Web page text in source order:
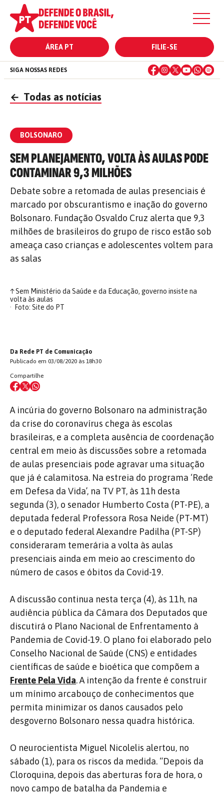
ÁREA PT FILIE-SE
SIGA NOSSAS REDES
← Todas as notícias
BOLSONARO
SEM PLANEJAMENTO, VOLTA ÀS AULAS PODE
CONTAMINAR 9,3 MILHÕES
Debate sobre a retomada de aulas presenciais é
marcado por obscurantismo e inação do governo
Bolsonaro. Fundação Osvaldo Cruz alerta que 9,3
milhões de brasileiros do grupo de risco estão sob
ameaça caso crianças e adolescentes voltem para
as salas
↑Sem Ministério da Saúde e da Educação, governo insiste na
volta às aulas
Foto: Site do PT
Da Rede PT de Comunicação
Publicado em 03/08/2020 às 18h30
Compartilhe
A incúria do governo Bolsonaro na administração
da crise do coronavírus chega às escolas
brasileiras, e a completa ausência de coordenação
central em meio às discussões sobre a retomada
de aulas presenciais pode agravar uma situação
que já é calamitosa. Na estreia do programa ‘Rede
em Defesa da Vida’, na TV PT, às 11h desta
segunda (3), o senador Humberto Costa (PT-PE), a
deputada federal Professora Rosa Neide (PT-MT)
e o deputado federal Alexandre Padilha (PT-SP)
consideraram temerária a volta às aulas
presenciais ainda em meio ao crescimento do
número de casos e óbitos da Covid-19.
A discussão continua nesta terça (4), às 11h, na
audiência pública da Câmara dos Deputados que
discutirá o Plano Nacional de Enfrentamento à
Pandemia de Covid-19. O plano foi elaborado pelo
Conselho Nacional de Saúde (CNS) e entidades
científicas de saúde e bioética que compõem a
Frente Pela Vida. A intenção da frente é construir
um mínimo arcabouço de conhecimentos que
permita minimizar os danos causados pelo
desgoverno Bolsonaro nessa quadra histórica.
O neurocientista Miguel Nicolelis alertou, no
sábado (1), para os riscos da medida. “Depois da
Cloroquina, depois das aberturas fora de hora, o
novo campo de batalha da Pandemia e